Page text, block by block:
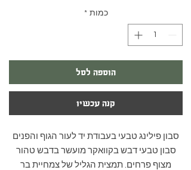
כמות *
הוספה לסל
קנה עכשיו
סבון פילינג טבעי בעבודת יד לעור הגוף והפנים
סבון טבעי דבש בקוואקר מועשר בדבש טהור
מצוף פרחים. תמצית הגליל של צמחיית בר